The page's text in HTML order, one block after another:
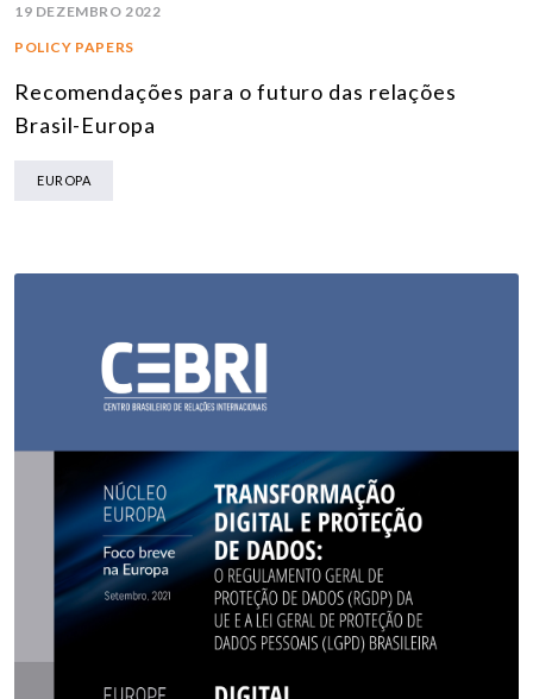
19 DEZEMBRO 2022
POLICY PAPERS
Recomendações para o futuro das relações
Brasil-Europa
EUROPA